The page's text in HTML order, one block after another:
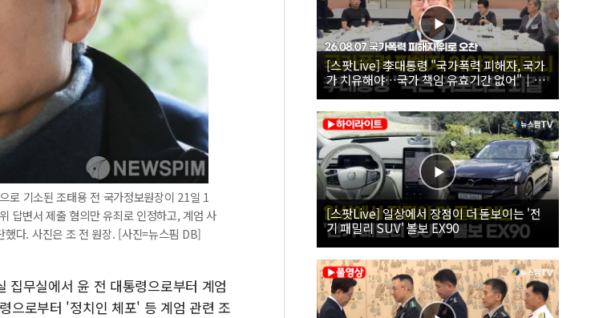
로 기소된 조태용 전 국가정보원장이 21일 1
답변서 제출 혐의만 유죄로 인정하고, 계엄 사
했다. 사진은 조 전 원장. [사진=뉴스핌 DB]
집무실에서 윤 전 대통령으로부터 계엄
으로부터 '정치인 체포' 등 계엄 관련 조
[스팟Live] 李대통령 "국가폭력 피해자, 국가
가 치유해야…국가 책임 유효기간 없어"｜
26.08.07 국가폭력 피해자 위로 오찬
[스팟Live] 일상에서 장점이 더 돋보이는 '전
기 패밀리 SUV' 볼보 EX90